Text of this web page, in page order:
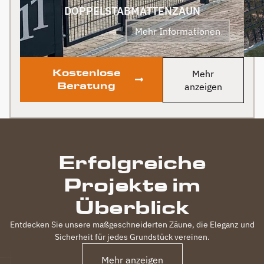
sogar noch ein Paket mit
leckerem Honig. Danke
auch dafür!
DOPPELSTABMATTENZAUN
Mehr Informationen
Kostenlose
Beratung
Mehr
anzeigen
Erfolgreiche
Projekte im
Überblick
Entdecken Sie unsere maßgeschneiderten Zäune, die Eleganz und
Sicherheit für jedes Grundstück vereinen.
Mehr anzeigen